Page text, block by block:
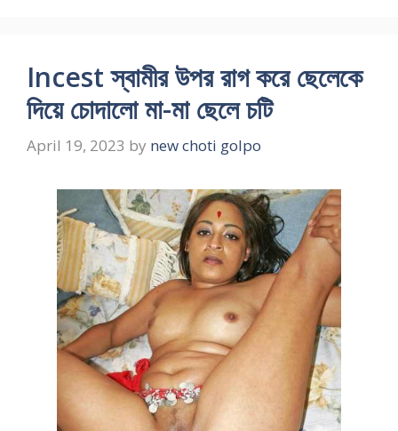
Incest স্বামীর উপর রাগ করে ছেলেকে
দিয়ে চোদালো মা-মা ছেলে চটি
April 19, 2023 by new choti golpo